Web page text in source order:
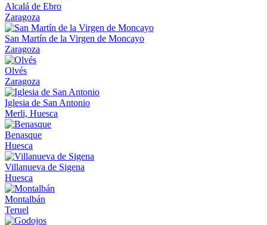
Alcalá de Ebro
Zaragoza
San Martín de la Virgen de Moncayo
Zaragoza
Olvés
Zaragoza
Iglesia de San Antonio
Merli, Huesca
Benasque
Huesca
Villanueva de Sigena
Huesca
Montalbán
Teruel